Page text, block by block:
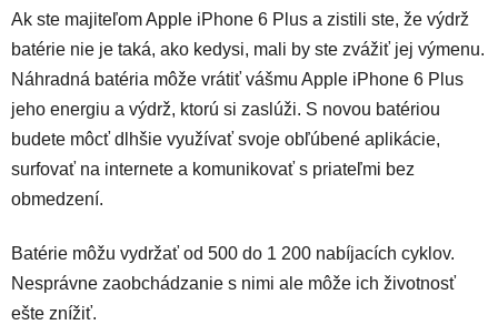
Ak ste majiteľom Apple iPhone 6 Plus a zistili ste, že výdrž
batérie nie je taká, ako kedysi, mali by ste zvážiť jej výmenu.
Náhradná batéria môže vrátiť vášmu Apple iPhone 6 Plus
jeho energiu a výdrž, ktorú si zaslúži. S novou batériou
budete môcť dlhšie využívať svoje obľúbené aplikácie,
surfovať na internete a komunikovať s priateľmi bez
obmedzení.
Batérie môžu vydržať od 500 do 1 200 nabíjacích cyklov.
Nesprávne zaobchádzanie s nimi ale môže ich životnosť
ešte znížiť.